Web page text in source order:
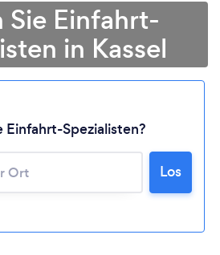
Lädt ...
warten ...
Sie Einfahrt-
in Kassel
Spezialisten?
Los